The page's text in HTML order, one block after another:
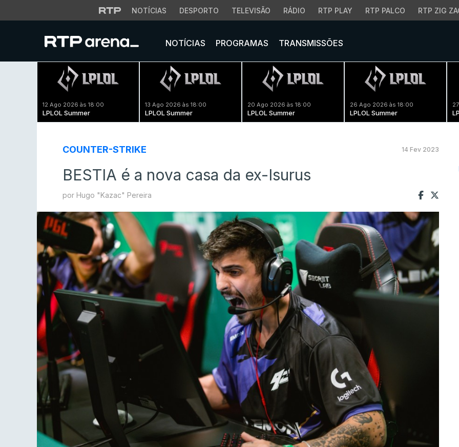
NOTÍCIAS DESPORTO TELEVISÃO RÁDIO RTP PLAY RTP PALCO RTP ZIG
NOTÍCIAS PROGRAMAS TRANSMISSÕES
12 Ago 2026 às 18:00
LPLOL Summer
13 Ago 2026 às 18:00
LPLOL Summer
20 Ago 2026 às 18:00
LPLOL Summer
26 Ago 2026 às 18:00
LPLOL Summer
COUNTER-STRIKE 14 Fev 2023
BESTIA é a nova casa da ex-Isurus
por Hugo "Kazac" Pereira